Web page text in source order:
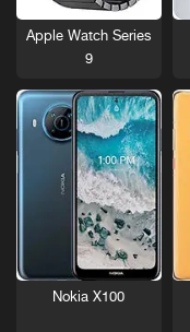
Apple Watch Series
9
Nokia X100